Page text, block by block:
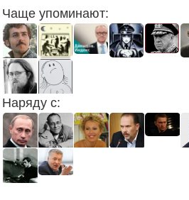
Чаще упоминают:
Наряду с: